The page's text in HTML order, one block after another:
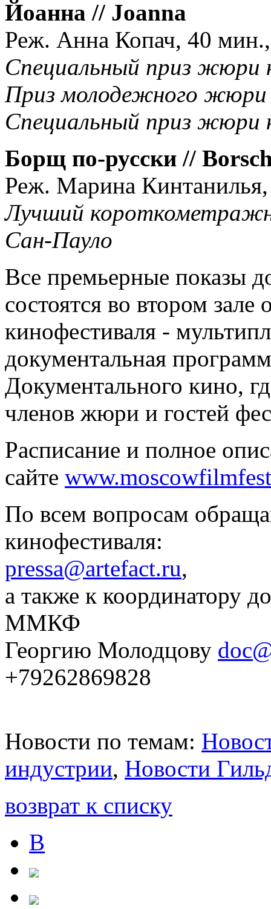
Йоанна // Joanna
Реж. Анна Копач, 40
Специальный приз жюри
Приз молодежного жюри
Специальный приз жюри
Борщ по-русски //
Реж. Марина
Лучший
Сан-Пауло
Все премьерные показы
состоятся во втором
кинофестиваля -
документальная
Документального кино,
членов жюри и гостей
Расписание и полное
сайте
По всем вопросам
кинофестиваля:
pressa@artefact.ru,
а также к координатору
ММКФ
Георгию Молодцову
+79262869828
Новости по темам:
индустрии, Новости
возврат к списку
В